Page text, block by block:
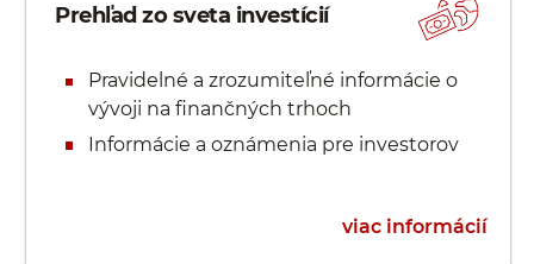
Prehľad zo sveta investícií
Pravidelné a zrozumiteľné informácie o
vývoji na finančných trhoch
Informácie a oznámenia pre investorov
viac informácií